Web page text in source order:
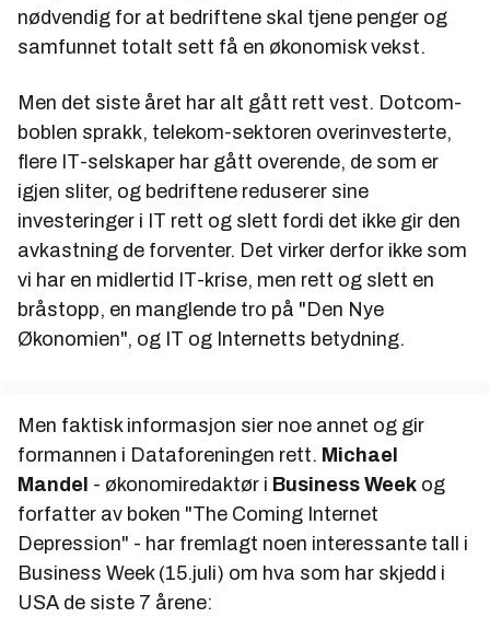
nødvendig for at bedriftene skal tjene penger og
samfunnet totalt sett få en økonomisk vekst.
Men det siste året har alt gått rett vest. Dotcom-
boblen sprakk, telekom-sektoren overinvesterte,
flere IT-selskaper har gått overende, de som er
igjen sliter, og bedriftene reduserer sine
investeringer i IT rett og slett fordi det ikke gir den
avkastning de forventer. Det virker derfor ikke som
vi har en midlertid IT-krise, men rett og slett en
bråstopp, en manglende tro på "Den Nye
Økonomien", og IT og Internetts betydning.
Men faktisk informasjon sier noe annet og gir
formannen i Dataforeningen rett. Michael
Mandel - økonomiredaktør i Business Week og
forfatter av boken "The Coming Internet
Depression" - har fremlagt noen interessante tall i
Business Week (15.juli) om hva som har skjedd i
USA de siste 7 årene: